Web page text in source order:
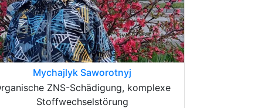
Mychajlyk Saworotnyj
ZNS-Schädigung, komplexe
Stoffwechselstörung